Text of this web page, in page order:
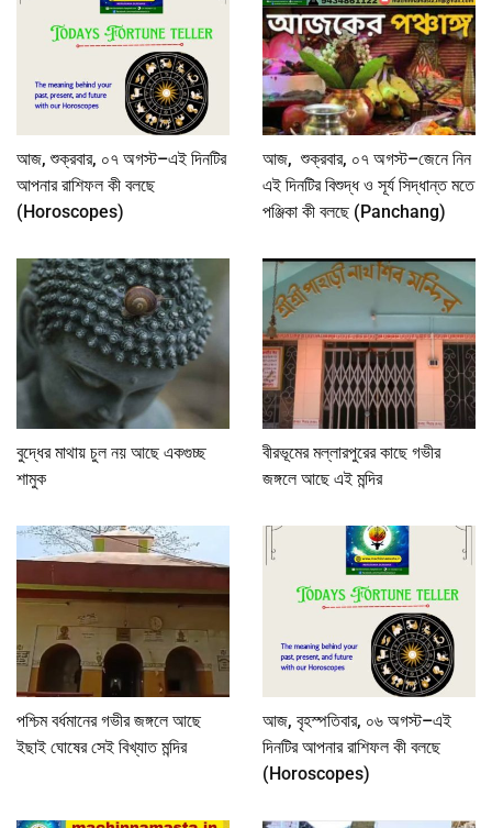
আজ, শুক্রবার, ০৭ অগস্ট–এই দিনটির
আপনার রাশিফল কী বলছে
(Horoscopes)
আজ, শুক্রবার, ০৭ অগস্ট–জেনে নিন
এই দিনটির বিশুদ্ধ ও সূর্য সিদ্ধান্ত মতে
পঞ্জিকা কী বলছে (Panchang)
বুদ্ধের মাথায় চুল নয় আছে একগুচ্ছ
শামুক
বীরভূমের মল্লারপুরের কাছে গভীর
জঙ্গলে আছে এই মন্দির
পশ্চিম বর্ধমানের গভীর জঙ্গলে আছে
ইছাই ঘোষের সেই বিখ্যাত মন্দির
আজ, বৃহস্পতিবার, ০৬ অগস্ট–এই
দিনটির আপনার রাশিফল কী বলছে
(Horoscopes)